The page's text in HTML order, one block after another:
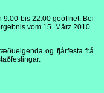
9.00 bis 22.00geöffnet. Bei
vom 15. März 2010.
og fjárfesta frá